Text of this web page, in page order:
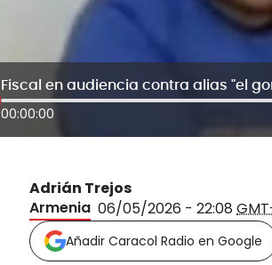
Fiscal en audiencia contra alias "el
00:00:00
Adrián Trejos
Armenia 06/05/2026 - 22:08
Añadir Caracol Radio en Google